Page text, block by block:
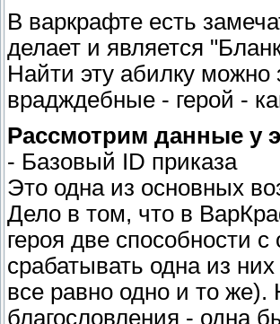
В варкрафте есть
делает и является
Найти эту абилку можно
врадждебные - герой -
Рассмотрим данные у
- Базовый ID приказа
Это одна из основных
Дело в том, что в
героя две способности
срабатывать одна из
все равно одно и то
благословления - одна